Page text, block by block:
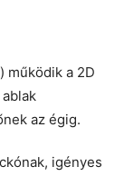
működik a 2D
az égig.
igényes